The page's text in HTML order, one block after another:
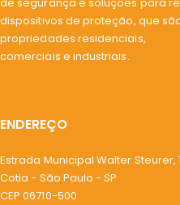
de segurança e soluções para
dispositivos de proteção, que
propriedades residenciais,
comerciais e industriais.
ENDEREÇO
Estrada Municipal Walter Steurer,
Cotia - São Paulo - SP
CEP 06710-500